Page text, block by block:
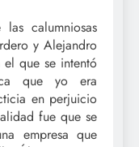
calumniosas
y Alejandro
que se intentó
que yo era
en perjuicio
fue que se
empresa que